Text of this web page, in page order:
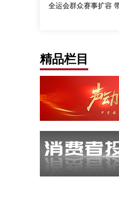
全运会群众赛事扩容
精品栏目